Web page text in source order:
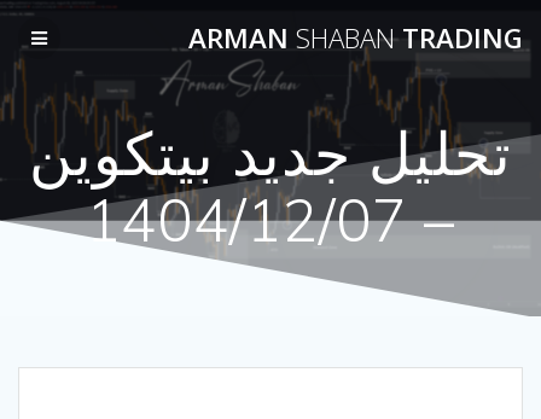
to
content
ARMAN SHABANTRADING
تحلیل جدید بیتکوین
– 1404/12/07